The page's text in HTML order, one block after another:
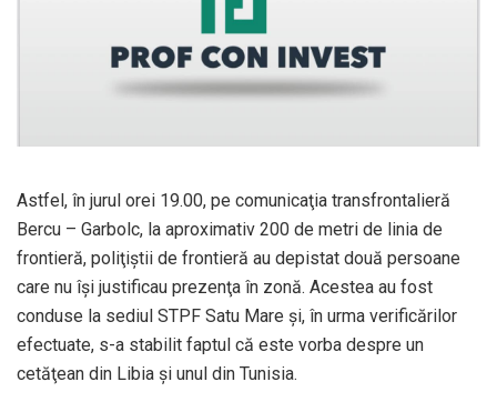
Astfel, în jurul orei 19.00, pe comunicaţia transfrontalieră
Bercu – Garbolc, la aproximativ 200 de metri de linia de
frontieră, poliţiştii de frontieră au depistat două persoane
care nu îşi justificau prezenţa în zonă. Acestea au fost
conduse la sediul STPF Satu Mare şi, în urma verificărilor
efectuate, s-a stabilit faptul că este vorba despre un
cetăţean din Libia şi unul din Tunisia.